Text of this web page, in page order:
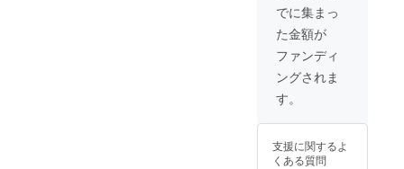
でに集まっ
た金額が
ファンディ
ングされま
す。
支援に関するよ
くある質問